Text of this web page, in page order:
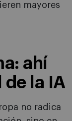
mayores
ahí
de la IA
no radica